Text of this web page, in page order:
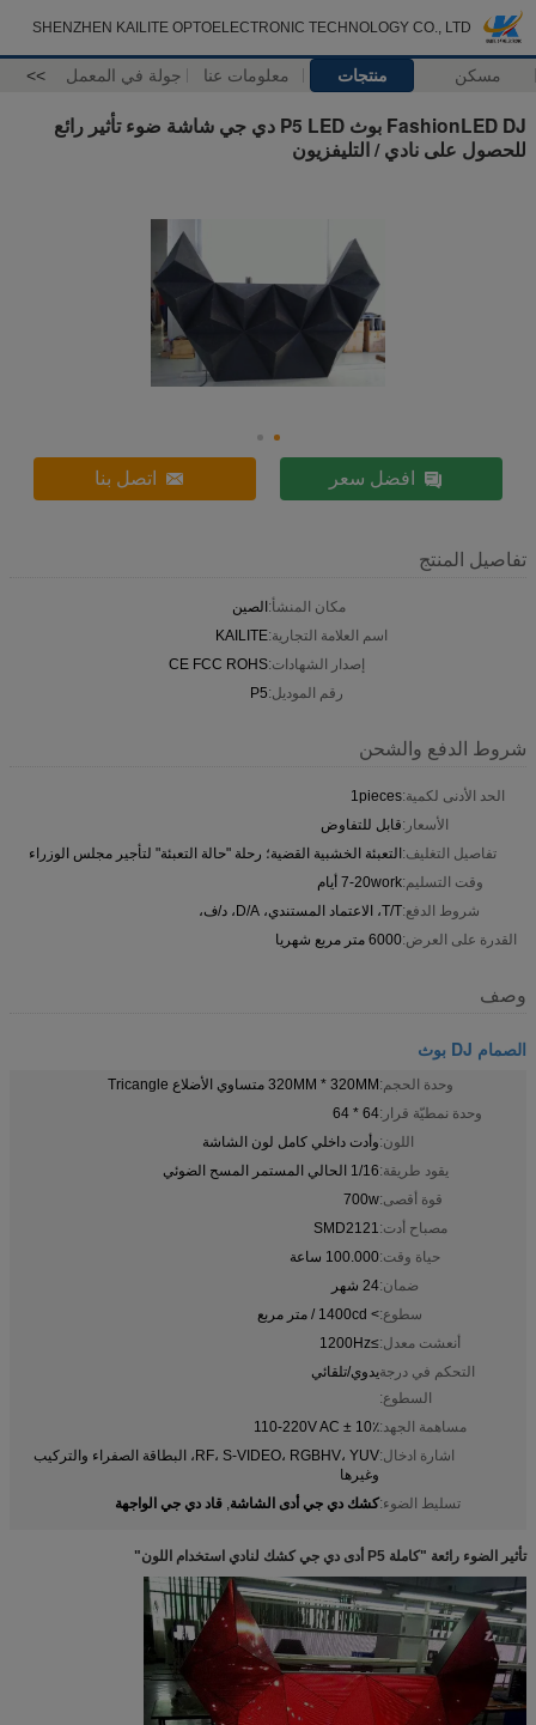
SHENZHEN KAILITE OPTOELECTRONIC TECHNOLOGY CO., LTD
مسكن منتجات معلومات عنا جولة في المعمل >>
FashionLED DJ بوث P5 LED دي جي شاشة ضوء تأثير رائع
للحصول على نادي / التليفزيون
افضل سعر اتصل بنا
تفاصيل المنتج
مكان المنشأ:الصين
اسم العلامة التجارية:KAILITE
إصدار الشهادات:CE FCC ROHS
رقم الموديل:P5
شروط الدفع والشحن
الحد الأدنى لكمية:1pieces
الأسعار:قابل للتفاوض
تفاصيل التغليف:التعبئة الخشبية القضية؛ رحلة "حالة التعبئة" لتأجير مجلس الوزراء
وقت التسليم:7-20work أيام
شروط الدفع:T/T، الاعتماد المستندي، D/A، د/ف،
القدرة على العرض:6000 متر مربع شهريا
وصف
الصمام DJ بوث
وحدة الحجم:320MM * 320MM متساوي الأضلاع Tricangle
وحدة نمطيّة قرار:64 * 64
اللون:وأدت داخلي كامل لون الشاشة
يقود طريقة:1/16 الحالي المستمر المسح الضوئي
قوة أقصى:700w
مصباح أدت:SMD2121
حياة وقت:100.000 ساعة
ضمان:24 شهر
سطوع:> 1400cd / متر مربع
أنعشت معدل:≥1200Hz
التحكم في درجة
السطوع:
يدوي/تلقائي
مساهمة الجهد:110-220V AC ± 10٪
اشارة ادخال:
RF، S-VIDEO، RGBHV، YUV، البطاقة الصفراء والتركيب
وغيرها
تسليط الضوء:كشك دي جي أدى الشاشة, قاد دي جي الواجهة
تأثير الضوء رائعة "كاملة P5 أدى دي جي كشك لنادي استخدام اللون"